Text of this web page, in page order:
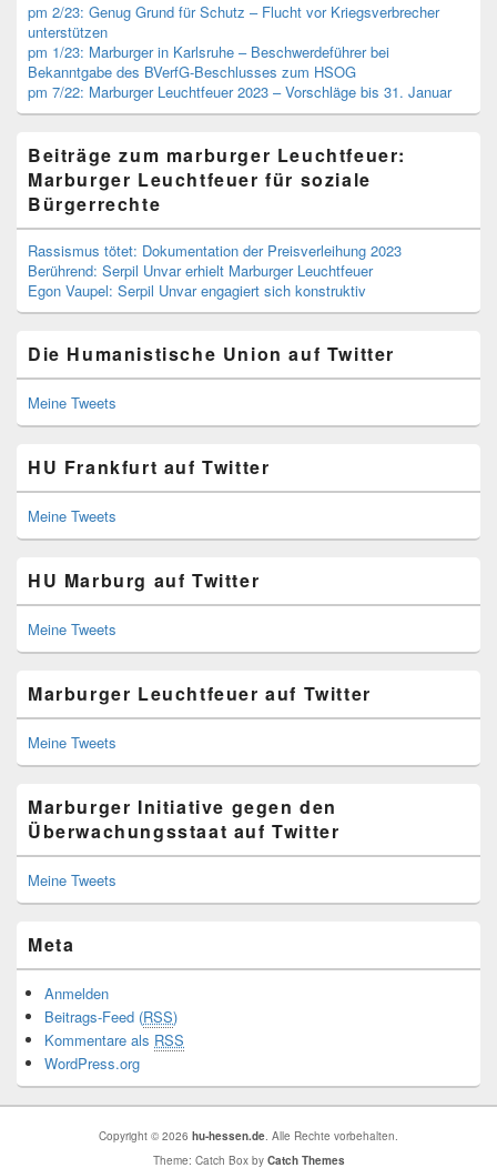
pm 2/23: Genug Grund für Schutz – Flucht vor Kriegsverbrecher
unterstützen
pm 1/23: Marburger in Karlsruhe – Beschwerdeführer bei
Bekanntgabe des BVerfG-Beschlusses zum HSOG
pm 7/22: Marburger Leuchtfeuer 2023 – Vorschläge bis 31. Januar
Beiträge zum marburger Leuchtfeuer:
Marburger Leuchtfeuer für soziale
Bürgerrechte
Rassismus tötet: Dokumentation der Preisverleihung 2023
Berührend: Serpil Unvar erhielt Marburger Leuchtfeuer
Egon Vaupel: Serpil Unvar engagiert sich konstruktiv
Die Humanistische Union auf Twitter
Meine Tweets
HU Frankfurt auf Twitter
Meine Tweets
HU Marburg auf Twitter
Meine Tweets
Marburger Leuchtfeuer auf Twitter
Meine Tweets
Marburger Initiative gegen den
Überwachungsstaat auf Twitter
Meine Tweets
Meta
Anmelden
Beitrags-Feed (RSS)
Kommentare als RSS
WordPress.org
Copyright © 2026 hu-hessen.de. Alle Rechte vorbehalten.
Theme: Catch Box by Catch Themes